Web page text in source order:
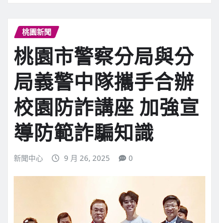
桃園新聞
桃園市警察分局與分
局義警中隊攜手合辦
校園防詐講座 加強宣
導防範詐騙知識
新聞中心 9 月 26, 2025 0